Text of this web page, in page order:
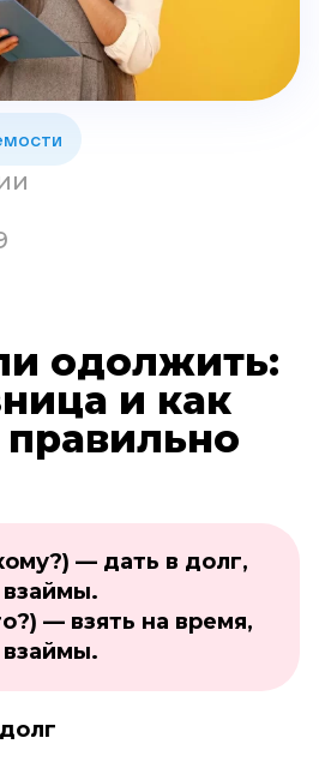
одолжить:
и как
правильно
— дать в долг,
взаймы.
— взять на время,
взаймы.